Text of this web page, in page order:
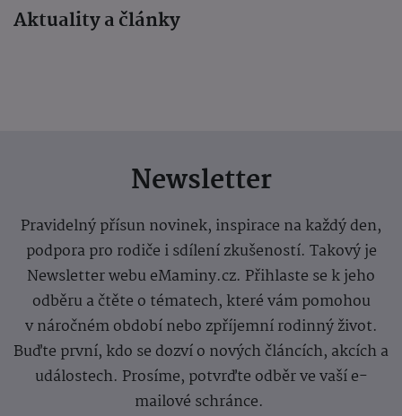
Aktuality a články
Newsletter
Pravidelný přísun novinek, inspirace na každý den,
podpora pro rodiče i sdílení zkušeností. Takový je
Newsletter webu eMaminy.cz. Přihlaste se k jeho
odběru a čtěte o tématech, které vám pomohou
v náročném období nebo zpříjemní rodinný život.
Buďte první, kdo se dozví o nových článcích, akcích a
událostech. Prosíme, potvrďte odběr ve vaší e-
mailové schránce.